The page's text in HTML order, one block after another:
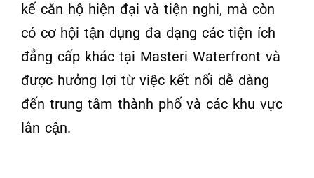
kế căn hộ hiện đại và tiện nghi, mà còn
có cơ hội tận dụng đa dạng các tiện ích
đẳng cấp khác tại Masteri Waterfront và
được hưởng lợi từ việc kết nối dễ dàng
đến trung tâm thành phố và các khu vực
lân cận.